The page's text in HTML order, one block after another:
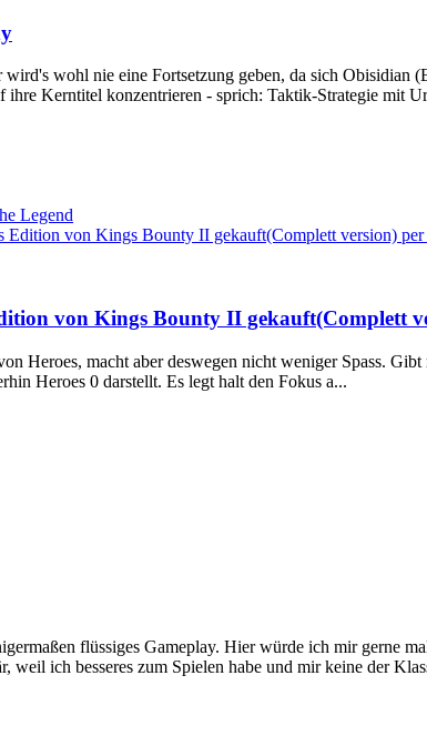
wohl nie eine Fortsetzung geben, da sich Obisidian
ihre Kerntitel konzentrieren - sprich: Taktik-Strategie mit
Legend
Edition von Kings Bounty II gekauft(Complett version) per
von Kings Bounty II gekauft(Complett
Heroes, macht aber deswegen nicht weniger Spass.
Heroes 0 darstellt. Es legt halt den Fokus a...
flüssiges Gameplay. Hier würde ich mir gerne
weil ich besseres zum Spielen habe und mir keine der